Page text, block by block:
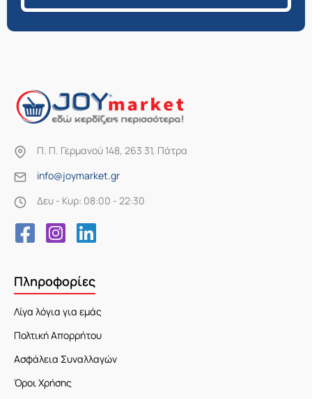
Π. Π. Γερμανού 148, 263 31, Πάτρα
info@joymarket.gr
Δευ - Κυρ: 08:00 - 22:30
Πληροφορίες
Λίγα λόγια για εμάς
Πολτική Απορρήτου
Ασφάλεια Συναλλαγών
Όροι Χρήσης